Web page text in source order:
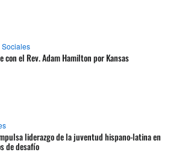
Sociales
con el Rev. Adam Hamilton por Kansas
liderazgo de la juventud hispano-latina en
de desafío